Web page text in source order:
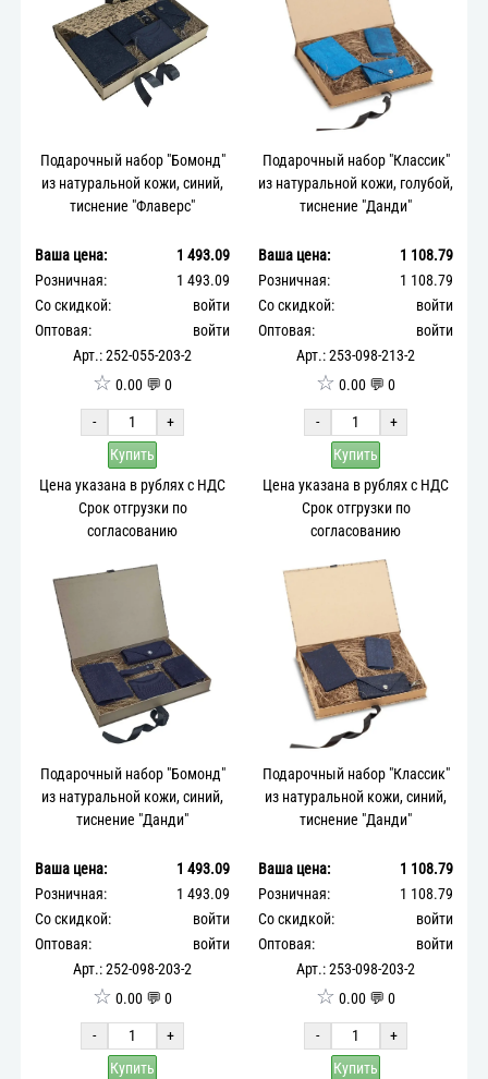
Подарочный набор "Бомонд"
из натуральной кожи, синий,
тиснение "Флаверс"
Ваша цена:
1 493.09
Розничная:
1 493.09
Со скидкой:
войти
Оптовая:
войти
Арт.: 252-055-203-2
☆ 0.00 💬 0
-
+
Купить
Цена указана в рублях с НДС
Срок отгрузки по
согласованию
Подарочный набор "Классик"
из натуральной кожи, голубой,
тиснение "Данди"
Ваша цена:
1 108.79
Розничная:
1 108.79
Со скидкой:
войти
Оптовая:
войти
Арт.: 253-098-213-2
☆ 0.00 💬 0
-
+
Купить
Цена указана в рублях с НДС
Срок отгрузки по
согласованию
Подарочный набор "Бомонд"
из натуральной кожи, синий,
тиснение "Данди"
Ваша цена:
1 493.09
Розничная:
1 493.09
Со скидкой:
войти
Оптовая:
войти
Арт.: 252-098-203-2
☆ 0.00 💬 0
-
+
Купить
Подарочный набор "Классик"
из натуральной кожи, синий,
тиснение "Данди"
Ваша цена:
1 108.79
Розничная:
1 108.79
Со скидкой:
войти
Оптовая:
войти
Арт.: 253-098-203-2
☆ 0.00 💬 0
-
+
Купить